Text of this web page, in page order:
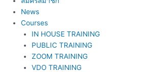
News
Courses
IN HOUSE TRAINING
PUBLIC TRAINING
ZOOM TRAINING
VDO TRAINING